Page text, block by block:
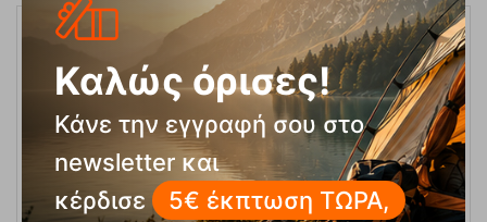
Καλώς όρισες!
Κάνε την εγγραφή σου στο
newsletter και
κέρδισε
5€ έκπτωση ΤΩΡΑ,